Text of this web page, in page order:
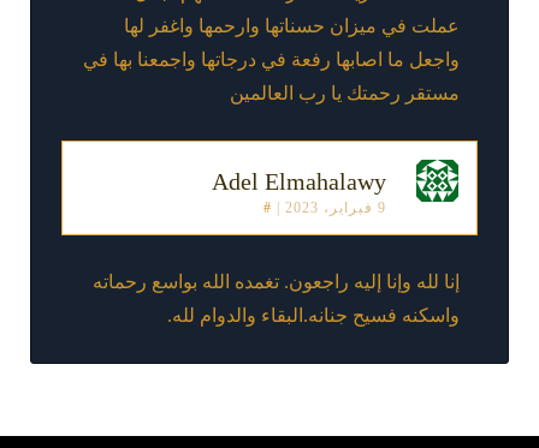
عملت في ميزان حسناتها وارحمها واغفر لها
واجعل ما اصابها رفعة في درجاتها واجمعنا بها في
مستقر رحمتك يا رب العالمين
Adel Elmahalawy
9 فبراير، 2023 |
#
إنا لله وإنا إليه راجعون. تغمده الله بواسع رحماته
واسكنه فسيح جنانه.البقاء والدوام لله.